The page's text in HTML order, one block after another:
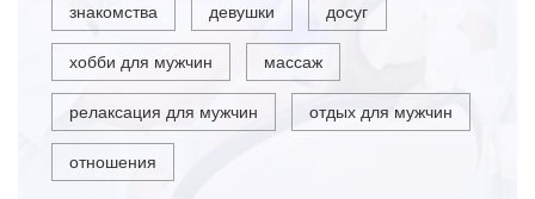
знакомства девушки досуг
хобби для мужчин массаж
релаксация для мужчин отдых для мужчин
отношения